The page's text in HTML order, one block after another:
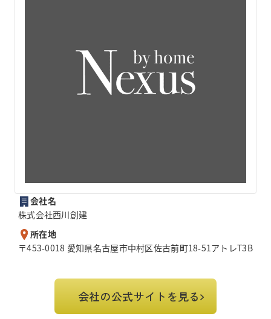
会社名
株式会社西川創建
所在地
〒453-0018 愛知県名古屋市中村区佐古前町18-51アトレT3B
会社の公式サイトを見る